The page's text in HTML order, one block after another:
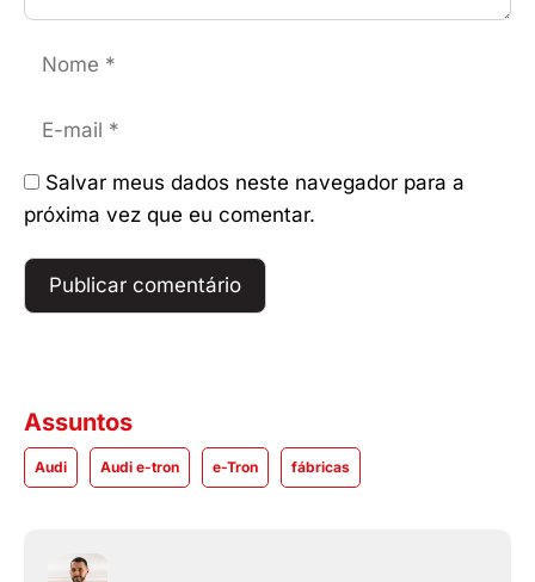
mail
Salvar meus dados neste navegador para a
próxima vez que eu comentar.
Assuntos
Audi Audi e-tron e-Tron fábricas